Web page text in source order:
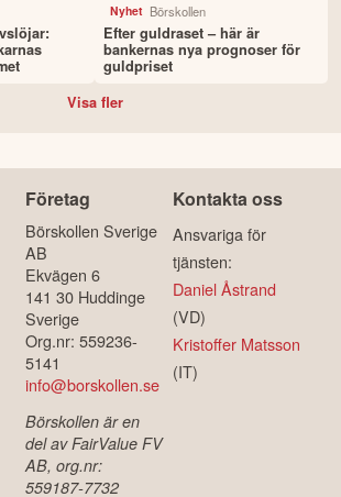
Nyhet Börskollen
Efter guldraset – här är
bankernas nya prognoser för
guldpriset
Visa fler
Företag
Börskollen Sverige
AB
Ekvägen 6
141 30 Huddinge
Sverige
Org.nr: 559236-
5141
info@borskollen.se
Börskollen är en
del av FairValue FV
AB, org.nr:
559187-7732
Kontakta oss
Ansvariga för
tjänsten:
Daniel Åstrand
(VD)
Kristoffer Matsson
(IT)